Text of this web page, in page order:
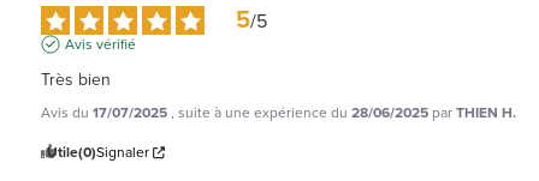
5/5
Avis vérifié
Très bien
Avis du 17/07/2025, suite à une expérience du 28/06/2025 parTHIEN H.
Utile(0)Signaler